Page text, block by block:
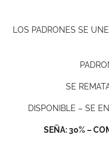
LOS PADRONES SE
SE
DISPONIBLE – SE
SEÑA: 30% –